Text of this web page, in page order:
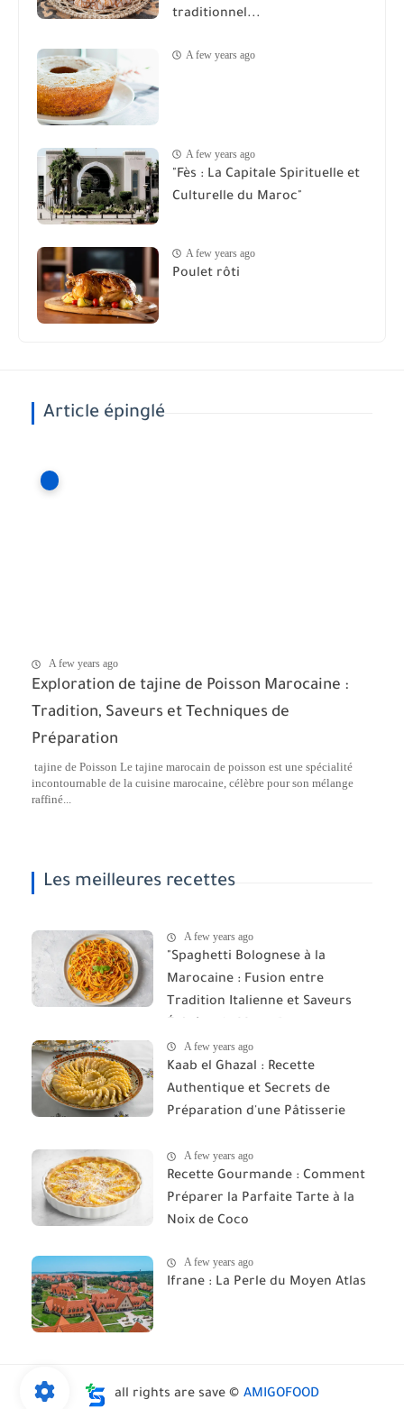
traditionnel...
A few years ago
A few years ago
"Fès : La Capitale Spirituelle et
Culturelle du Maroc"
A few years ago
Poulet rôti
Article épinglé
A few years ago
Exploration de tajine de Poisson Marocaine :
Tradition, Saveurs et Techniques de
Préparation
tajine de Poisson Le tajine marocain de poisson est une spécialité
incontournable de la cuisine marocaine, célèbre pour son mélange
raffiné...
Les meilleures recettes
A few years ago
"Spaghetti Bolognese à la
Marocaine : Fusion entre
Tradition Italienne et Saveurs
A few years ago
Kaab el Ghazal : Recette
Authentique et Secrets de
Préparation d'une Pâtisserie
A few years ago
Recette Gourmande : Comment
Préparer la Parfaite Tarte à la
Noix de Coco
A few years ago
Ifrane : La Perle du Moyen Atlas
all rights are save © AMIGOFOOD